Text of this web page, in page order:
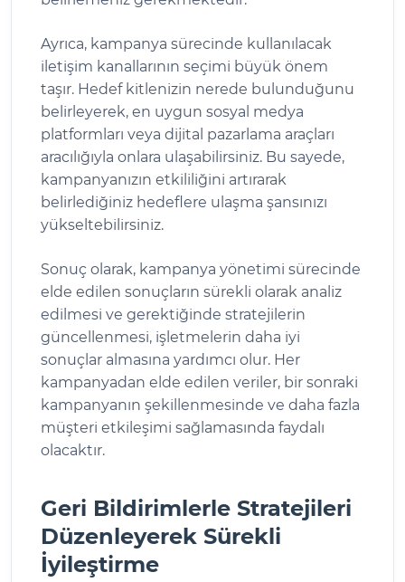
Ayrıca, kampanya sürecinde kullanılacak
iletişim kanallarının seçimi büyük önem
taşır. Hedef kitlenizin nerede bulunduğunu
belirleyerek, en uygun sosyal medya
platformları veya dijital pazarlama araçları
aracılığıyla onlara ulaşabilirsiniz. Bu sayede,
kampanyanızın etkililiğini artırarak
belirlediğiniz hedeflere ulaşma şansınızı
yükseltebilirsiniz.
Sonuç olarak, kampanya yönetimi sürecinde
elde edilen sonuçların sürekli olarak analiz
edilmesi ve gerektiğinde stratejilerin
güncellenmesi, işletmelerin daha iyi
sonuçlar almasına yardımcı olur. Her
kampanyadan elde edilen veriler, bir sonraki
kampanyanın şekillenmesinde ve daha fazla
müşteri etkileşimi sağlamasında faydalı
olacaktır.
Geri Bildirimlerle Stratejileri
Düzenleyerek Sürekli
İyileştirme